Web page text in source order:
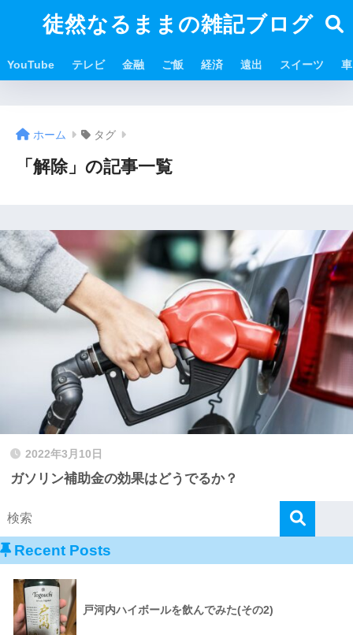
徒然なるままの雑記ブログ
YouTube テレビ 金融 ご飯 経済 遠出 スイーツ 車
ホーム タグ
「解除」の記事一覧
2022年3月10日
ガソリン補助金の効果はどうでるか？
Recent Posts
戸河内ハイボールを飲んでみた(その2)